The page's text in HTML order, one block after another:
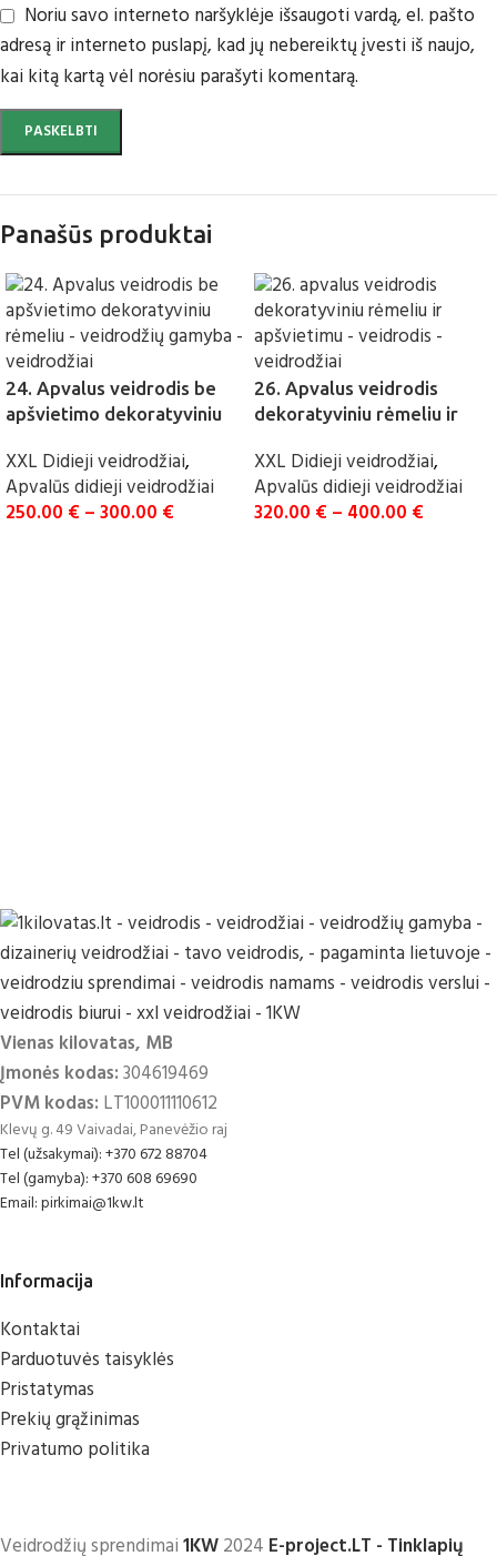
Noriu savo interneto naršyklėje išsaugoti vardą, el. pašto
adresą ir interneto puslapį, kad jų nebereiktų įvesti iš naujo,
kai kitą kartą vėl norėsiu parašyti komentarą.
Panašūs produktai
24. Apvalus veidrodis be
apšvietimo dekoratyviniu
XXL Didieji veidrodžiai,
Apvalūs didieji veidrodžiai
250.00 € –300.00 €
26. Apvalus veidrodis
dekoratyviniu rėmeliu ir
XXL Didieji veidrodžiai,
Apvalūs didieji veidrodžiai
320.00 € – 400.00 €
Vienas kilovatas, MB
Įmonės kodas:304619469
PVM kodas: LT100011110612
Klevų g. 49 Vaivadai, Panevėžio raj
Tel (užsakymai): +370 672 88704
Tel (gamyba): +370 608 69690
Email: pirkimai@1kw.lt
Informacija
Kontaktai
Parduotuvės taisyklės
Pristatymas
Prekių grąžinimas
Privatumo politika
Veidrodžių sprendimai1KW2024 E-project.LT - Tinklapių